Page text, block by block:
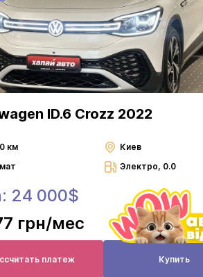
ID.6 Crozz 2022
км
Киев
Электро, 0.0
24 000$
грн/мес
платеж Купить